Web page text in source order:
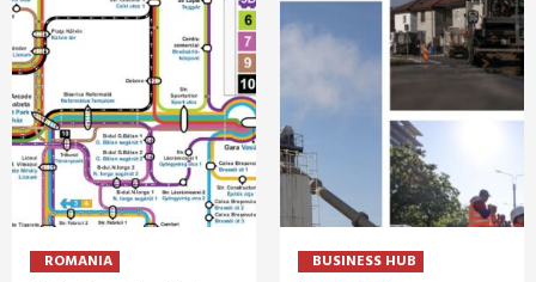
ROMANIA
BUSINESS HUB